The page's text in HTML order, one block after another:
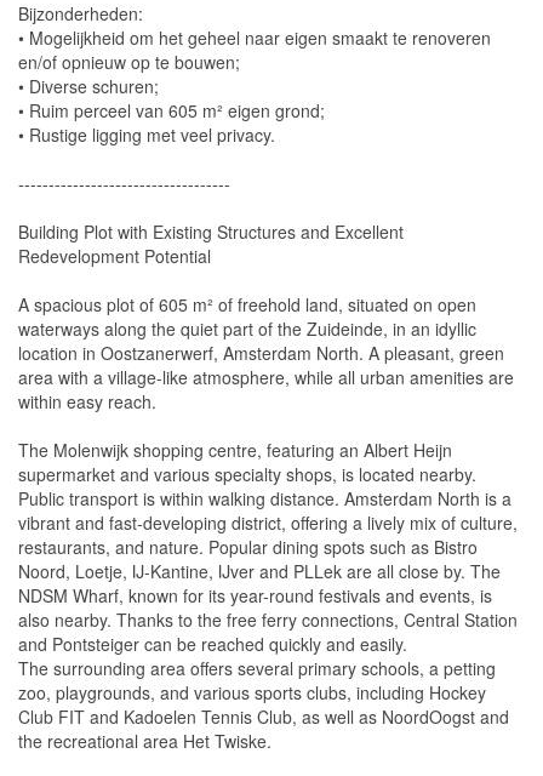
Bijzonderheden:
• Mogelijkheid om het geheel naar eigen smaakt te renoveren
en/of opnieuw op te bouwen;
• Diverse schuren;
• Ruim perceel van 605 m² eigen grond;
• Rustige ligging met veel privacy.
-----------------------------------
Building Plot with Existing Structures and Excellent
Redevelopment Potential
A spacious plot of 605 m² of freehold land, situated on open
waterways along the quiet part of the Zuideinde, in an idyllic
location in Oostzanerwerf, Amsterdam North. A pleasant, green
area with a village-like atmosphere, while all urban amenities are
within easy reach.
The Molenwijk shopping centre, featuring an Albert Heijn
supermarket and various specialty shops, is located nearby.
Public transport is within walking distance. Amsterdam North is a
vibrant and fast-developing district, offering a lively mix of culture,
restaurants, and nature. Popular dining spots such as Bistro
Noord, Loetje, IJ-Kantine, IJver and PLLek are all close by. The
NDSM Wharf, known for its year-round festivals and events, is
also nearby. Thanks to the free ferry connections, Central Station
and Pontsteiger can be reached quickly and easily.
The surrounding area offers several primary schools, a petting
zoo, playgrounds, and various sports clubs, including Hockey
Club FIT and Kadoelen Tennis Club, as well as NoordOogst and
the recreational area Het Twiske.